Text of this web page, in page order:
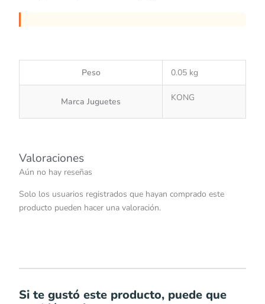
Peso 0.05 kg
Marca Juguetes KONG
Valoraciones
Aún no hay reseñas
Solo los usuarios registrados que hayan comprado este
producto pueden hacer una valoración.
Si te gustó este producto, puede que